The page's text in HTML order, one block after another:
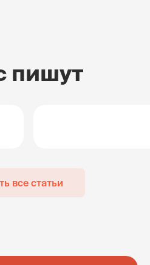
пишут
все статьи